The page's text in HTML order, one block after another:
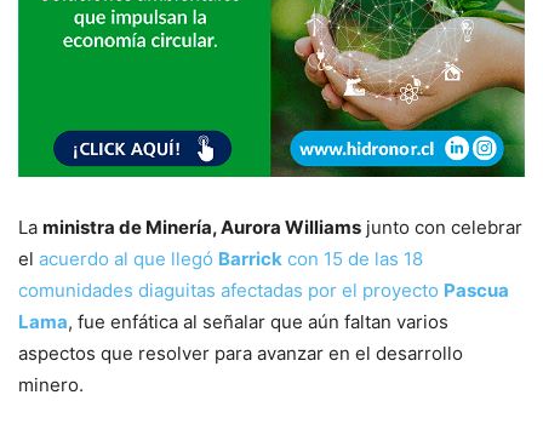
La ministra de Minería, Aurora Williams junto con celebrar
el acuerdo al que llegó Barrick con 15 de las 18
comunidades diaguitas afectadas por el proyecto Pascua
Lama, fue enfática al señalar que aún faltan varios
aspectos que resolver para avanzar en el desarrollo
minero.